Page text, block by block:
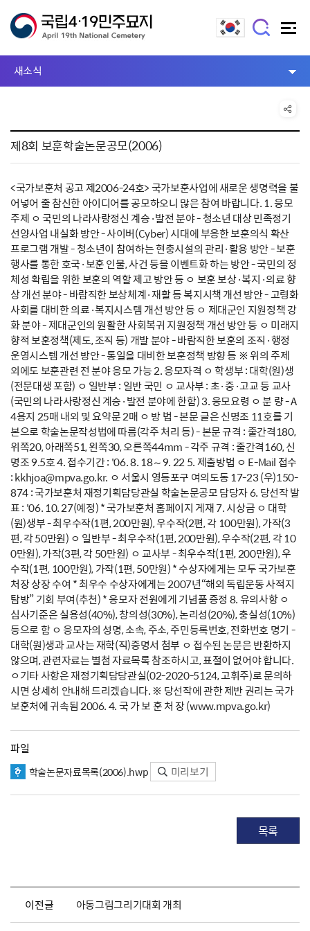
새소식
제8회 보훈학술논문공모(2006)
<국가보훈처 공고 제2006-24호> 국가보훈사업에 새로운 생명력을 불
어넣어 줄 참신한 아이디어를 공모하오니 많은 참여 바랍니다. 1. 응모
주제 ㅇ 국민의 나라사랑정신 계승·발전 분야 - 청소년 대상 민족정기
선양사업 내실화 방안 - 사이버(Cyber) 시대에 부응한 보훈의식 확산
프로그램 개발 - 청소년이 참여하는 현충시설의 관리·활용 방안 - 보훈
행사를 통한 호국·보훈 인물, 사건 등을 이벤트화 하는 방안 - 국민의 정
체성 확립을 위한 보훈의 역할 제고 방안 등 ㅇ 보훈 보상·복지·의료 향
상 개선 분야 - 바람직한 보상체계·재활 등 복지시책 개선 방안 - 고령화
사회를 대비한 의료·복지시스템 개선 방안 등 ㅇ 제대군인 지원정책 강
화 분야 - 제대군인의 원활한 사회복귀 지원정책 개선 방안 등 ㅇ 미래지
향적 보훈정책(제도, 조직 등) 개발 분야 - 바람직한 보훈의 조직·행정
운영시스템 개선 방안 - 통일을 대비한 보훈정책 방향 등 ※ 위의 주제
외에도 보훈관련 전 분야 응모 가능 2. 응모자격 ㅇ 학생부 : 대학(원)생
(전문대생 포함) ㅇ 일반부 : 일반 국민 ㅇ 교사부 : 초·중·고교 등 교사
(국민의 나라사랑정신 계승·발전 분야에 한함) 3. 응모요령 ㅇ 분 량 - A
4용지 25매 내외 및 요약문 2매 ㅇ 방 법 - 본문 글은 신명조 11호를 기
본으로 학술논문작성법에 따름(각주 처리 등) - 본문 규격 : 줄간격180,
위쪽20, 아래쪽51, 왼쪽30, 오른쪽44mm - 각주 규격 : 줄간격160, 신
명조 9.5호 4. 접수기간 : '06. 8. 18～9. 22 5. 제출방법 ㅇ E-Mail 접수
: kkhjoa@mpva.go.kr. ㅇ 서울시 영등포구 여의도동 17-23 (우)150-
874 : 국가보훈처 재정기획담당관실 학술논문공모 담당자 6. 당선작 발
표 : '06. 10. 27(예정) * 국가보훈처 홈페이지 게재 7. 시상금 ㅇ 대학
(원)생부 - 최우수작(1편, 200만원), 우수작(2편, 각 100만원), 가작(3
편, 각 50만원) ㅇ 일반부 - 최우수작(1편, 200만원), 우수작(2편, 각 10
0만원), 가작(3편, 각 50만원) ㅇ 교사부 - 최우수작(1편, 200만원), 우
수작(1편, 100만원), 가작(1편, 50만원) * 수상자에게는 모두 국가보훈
처장 상장 수여 * 최우수 수상자에게는 2007년“해외 독립운동 사적지
탐방” 기회 부여(추천) * 응모자 전원에게 기념품 증정 8. 유의사항 ㅇ
심사기준은 실용성(40%), 창의성(30%), 논리성(20%), 충실성(10%)
등으로 함 ㅇ 응모자의 성명, 소속, 주소, 주민등록번호, 전화번호 명기 -
대학(원)생과 교사는 재학(직)증명서 첨부 ㅇ 접수된 논문은 반환하지
않으며, 관련자료는 별첨 자료목록 참조하시고, 표절이 없어야 합니다.
ㅇ기타 사항은 재정기획담당관실(02-2020-5124, 고휘주)로 문의하
시면 상세히 안내해 드리겠습니다. ※ 당선작에 관한 제반 권리는 국가
보훈처에 귀속됨 2006. 4. 국 가 보 훈 처 장 (www.mpva.go.kr)
파일
학술논문자료목록(2006).hwp 미리보기
목록
이전글 아동그림그리기대회 개최